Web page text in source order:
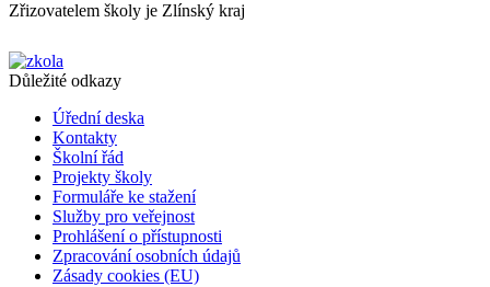
Zřizovatelem školy je Zlínský kraj
Důležité odkazy
Úřední deska
Kontakty
Školní řád
Projekty školy
Formuláře ke stažení
Služby pro veřejnost
Prohlášení o přístupnosti
Zpracování osobních údajů
Zásady cookies (EU)